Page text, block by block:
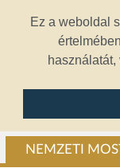
Ez a weboldal
NEMZETI